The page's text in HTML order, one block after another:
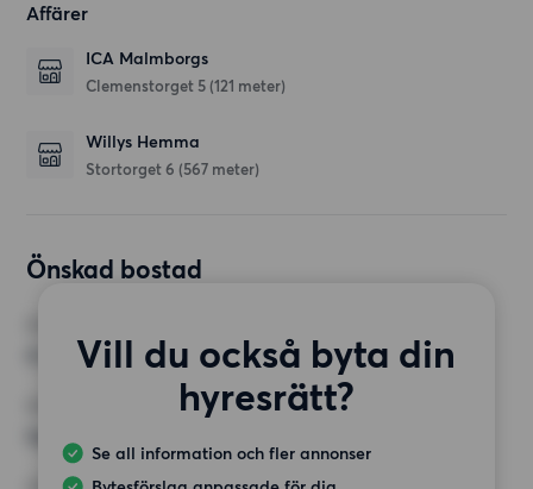
Affärer
ICA Malmborgs
Clemenstorget 5 (121 meter)
Willys Hemma
Stortorget 6 (567 meter)
Önskad bostad
Vill du också byta din
hyresrätt?
Se all information och fler annonser
MINST ANTAL KVADRATMETER